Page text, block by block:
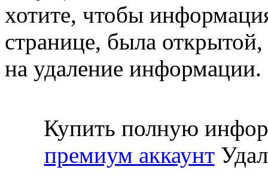
хотите, чтобы
странице, была открытой,
на удаление информации.
Купить полную
премиум аккаунт